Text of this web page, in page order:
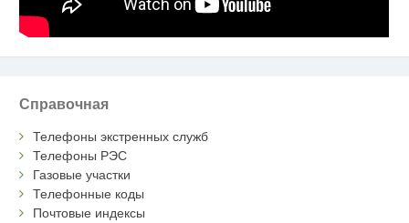
Справочная
Телефоны экстренных служб
Телефоны РЭС
Газовые участки
Телефонные коды
Почтовые индексы